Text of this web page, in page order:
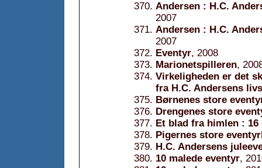
Andersen : H.C.
2007
Andersen : H.C.
2007
Eventyr, 2008
Marionetspilleren,
Virkeligheden er det
fra H.C. Andersens
Børnenes store
Drengenes store
Et blad fra himlen :
Pigernes store
H.C. Andersens
10 malede eventyr,